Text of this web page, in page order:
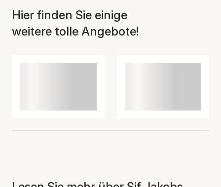
Hier finden Sie einige
weitere tolle Angebote!